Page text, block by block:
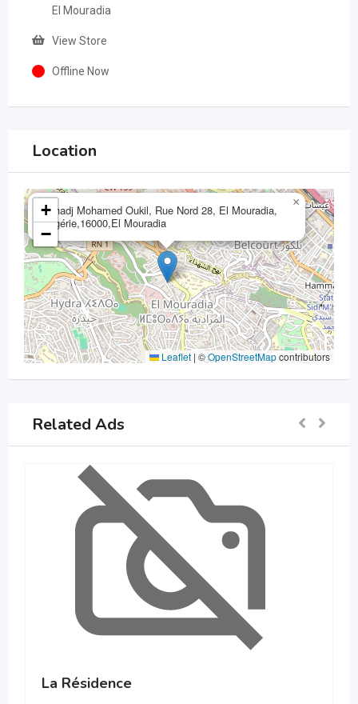
El Mouradia
View Store
Offline Now
Location
Elhadj Mohamed Oukil, Rue Nord 28, El Mouradia,
Algérie,16000,El Mouradia
×
+
−
Leaflet | ©OpenStreetMapcontributors
Related Ads
La Résidence